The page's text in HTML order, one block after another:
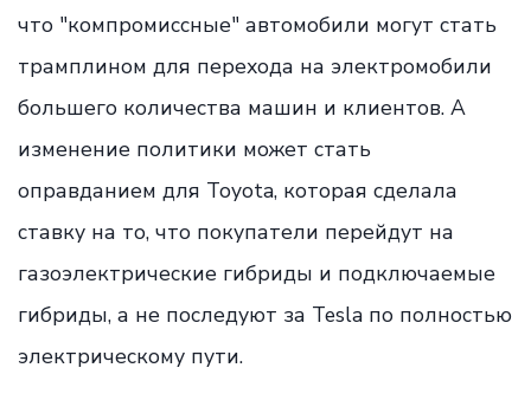
что "компромиссные" автомобили могут стать
трамплином для перехода на электромобили
большего количества машин и клиентов. А
изменение политики может стать
оправданием для Toyota, которая сделала
ставку на то, что покупатели перейдут на
газоэлектрические гибриды и подключаемые
гибриды, а не последуют за Tesla по полностью
электрическому пути.